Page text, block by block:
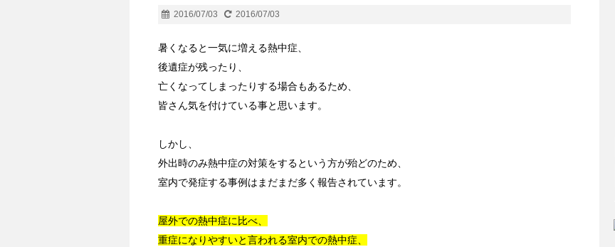
2016/07/03 2016/07/03
暑くなると一気に増える熱中症、
後遺症が残ったり、
亡くなってしまったりする場合もあるため、
皆さん気を付けている事と思います。
しかし、
外出時のみ熱中症の対策をするという方が殆どのため、
室内で発症する事例はまだまだ多く報告されています。
屋外での熱中症に比べ、
重症になりやすいと言われる室内での熱中症、